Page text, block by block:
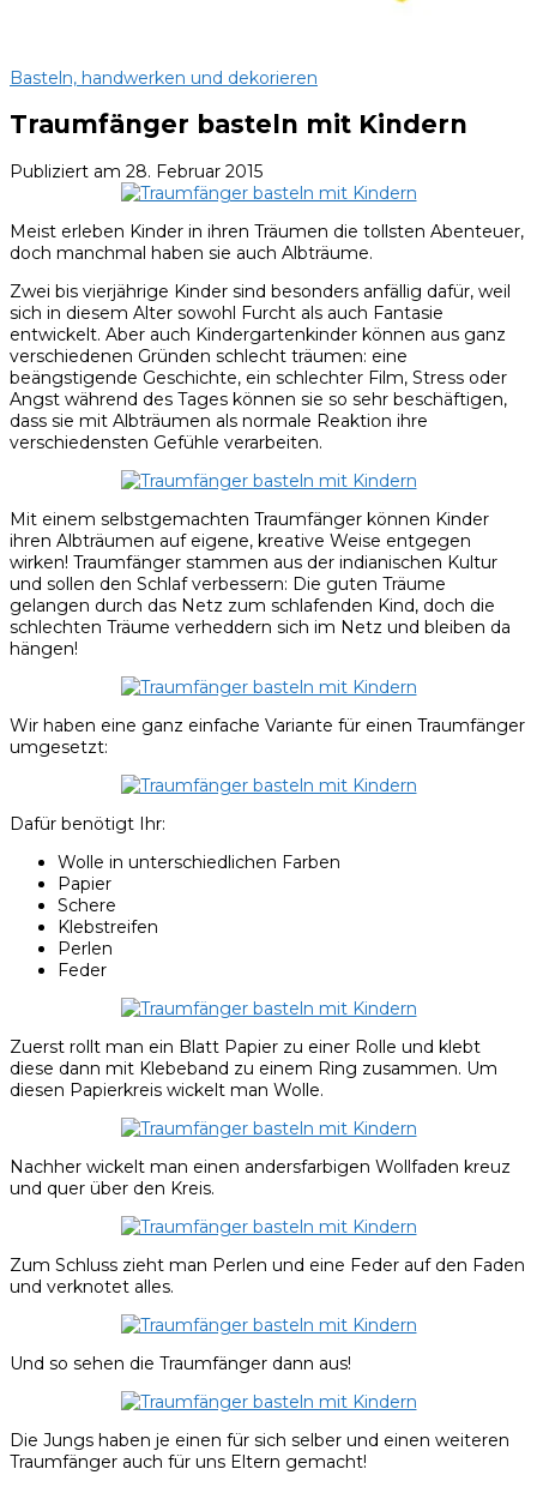
Basteln, handwerken und dekorieren
Traumfänger basteln mit Kindern
Publiziert am 28. Februar 2015
Meist erleben Kinder in ihren Träumen die tollsten Abenteuer,
doch manchmal haben sie auch Albträume.
Zwei bis vierjährige Kinder sind besonders anfällig dafür, weil
sich in diesem Alter sowohl Furcht als auch Fantasie
entwickelt. Aber auch Kindergartenkinder können aus ganz
verschiedenen Gründen schlecht träumen: eine
beängstigende Geschichte, ein schlechter Film, Stress oder
Angst während des Tages können sie so sehr beschäftigen,
dass sie mit Albträumen als normale Reaktion ihre
verschiedensten Gefühle verarbeiten.
Mit einem selbstgemachten Traumfänger können Kinder
ihren Albträumen auf eigene, kreative Weise entgegen
wirken! Traumfänger stammen aus der indianischen Kultur
und sollen den Schlaf verbessern: Die guten Träume
gelangen durch das Netz zum schlafenden Kind, doch die
schlechten Träume verheddern sich im Netz und bleiben da
hängen!
Wir haben eine ganz einfache Variante für einen Traumfänger
umgesetzt:
Dafür benötigt Ihr:
Wolle in unterschiedlichen Farben
Papier
Schere
Klebstreifen
Perlen
Feder
Zuerst rollt man ein Blatt Papier zu einer Rolle und klebt
diese dann mit Klebeband zu einem Ring zusammen. Um
diesen Papierkreis wickelt man Wolle.
Nachher wickelt man einen andersfarbigen Wollfaden kreuz
und quer über den Kreis.
Zum Schluss zieht man Perlen und eine Feder auf den Faden
und verknotet alles.
Und so sehen die Traumfänger dann aus!
Die Jungs haben je einen für sich selber und einen weiteren
Traumfänger auch für uns Eltern gemacht!